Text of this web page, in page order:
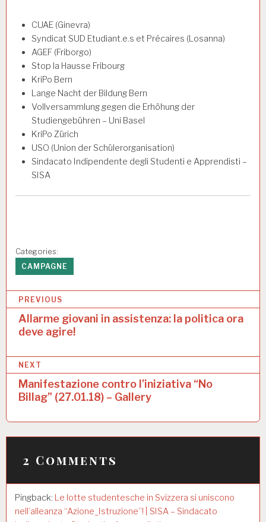
CUAE (Ginevra)
Syndicat SUD Etudiant.e.s et Précaires (Losanna)
AGEF (Friborgo)
Stop la Hausse Fribourg
KriPo Bern
Lange Nacht der Bildung Bern
Vollversammlung gegen die Erhöhung der
Studiengebühren – Uni Basel
KriPo Zürich
USO (Union der Schülerorganisation)
Sindacato Indipendente degli Studenti e Apprendisti –
SISA
Categories:
CAMPAGNE
N
a
i
g
z
i
e
a
PREVIOUS
Allarme giovani in assistenza: la politica ora
deve agire!
NEXT
Manifestazione contro l’iniziativa “No
Billag” (27.01.18) – Gallery
2 Comments
Pingback: Le lotte studentesche in Svizzera si uniscono
nell’alleanza “Azione_Istruzione”! | SISA – Sindacato